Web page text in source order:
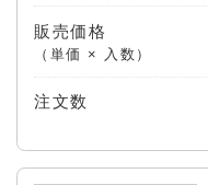
販売価格
（単価 × 入数）
注文数